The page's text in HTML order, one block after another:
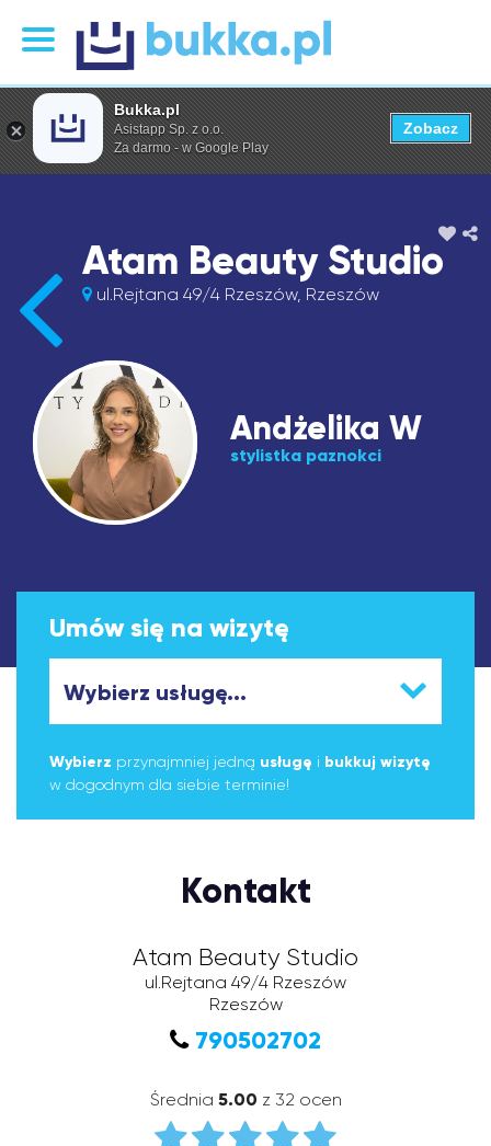
Atam Beauty Studio
ul.Rejtana 49/4 Rzeszów, Rzeszów
Andżelika W
stylistka paznokci
Umów się na wizytę
Wybierz przynajmniej jedną usługę i bukkuj wizytę
w dogodnym dla siebie terminie!
Kontakt
Atam Beauty Studio
ul.Rejtana 49/4 Rzeszów
Rzeszów
790502702
Średnia 5.00 z 32 ocen
Bukka.pl
Asistapp Sp. z o.o.
Za darmo - w Google Play
Zobacz